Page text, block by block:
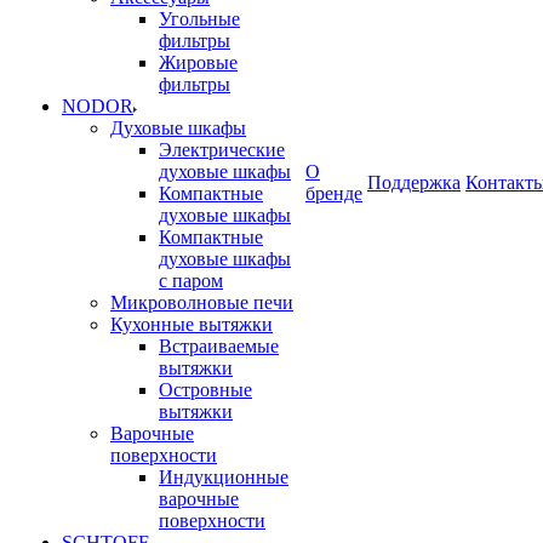
Угольные
фильтры
Жировые
фильтры
NODOR
Духовые шкафы
Электрические
духовые шкафы
Компактные
духовые шкафы
Компактные
духовые шкафы
с паром
Микроволновые печи
Кухонные вытяжки
Встраиваемые
вытяжки
Островные
вытяжки
Варочные
поверхности
Индукционные
варочные
поверхности
О
бренде
Поддержка